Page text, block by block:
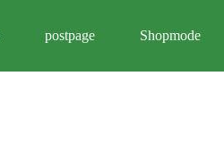
postpage Shopmode